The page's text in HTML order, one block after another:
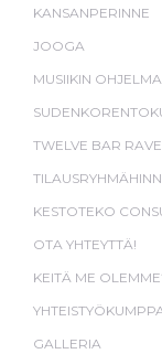
KANSANPERINNE
JOOGA
MUSIIKIN
TWELVE BAR
KESTOTEKO
OTA YHTEYTTÄ!
KEITÄ ME
GALLERIA